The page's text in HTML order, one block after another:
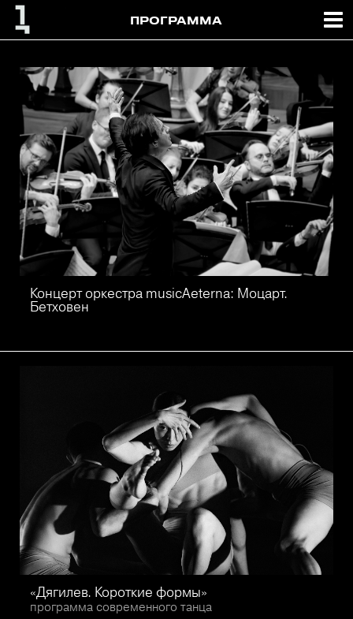
ПРОГРАММА
Концерт оркестра musicAeterna: Моцарт.
Бетховен
«Дягилев. Короткие формы»
программа современного танца